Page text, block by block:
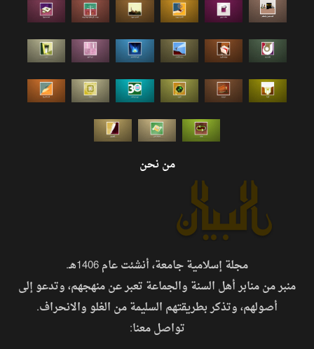
من نحن
مجلة إسلامية جامعة، أنشئت عام 1406هـ.
منبر من منابر أهل السنة والجماعة تعبر عن منهجهم، وتدعو إلى
أصولهم، وتذكر بطريقتهم السليمة من الغلو والانحراف.
تواصل معنا: